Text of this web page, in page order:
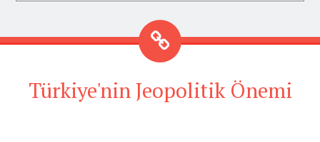
Türkiye'nin Jeopolitik Önemi